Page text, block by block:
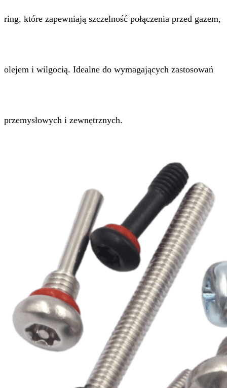
ring, które zapewniają szczelność połączenia przed gazem,
olejem i wilgocią. Idealne do wymagających zastosowań
przemysłowych i zewnętrznych.